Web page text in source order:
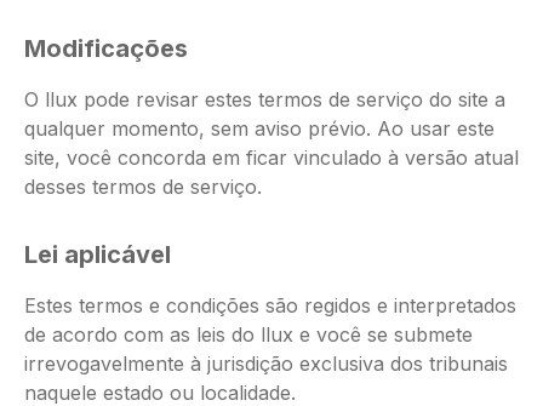
Modificações
O llux pode revisar estes termos de serviço do site a
qualquer momento, sem aviso prévio. Ao usar este
site, você concorda em ficar vinculado à versão atual
desses termos de serviço.
Lei aplicável
Estes termos e condições são regidos e interpretados
de acordo com as leis do llux e você se submete
irrevogavelmente à jurisdição exclusiva dos tribunais
naquele estado ou localidade.